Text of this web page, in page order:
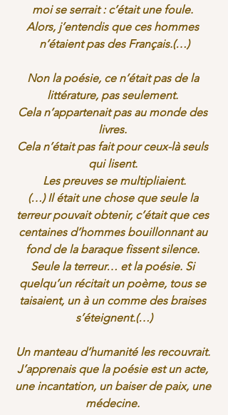
moi se serrait : c’était une foule.
Alors, j’entendis que ces hommes
n’étaient pas des Français.(…)
Non la poésie, ce n’était pas de la
littérature, pas seulement.
Cela n’appartenait pas au monde des
livres.
Cela n’était pas fait pour ceux-là seuls
qui lisent.
Les preuves se multipliaient.
(…) Il était une chose que seule la
terreur pouvait obtenir, c’était que ces
centaines d’hommes bouillonnant au
fond de la baraque fissent silence.
Seule la terreur… et la poésie. Si
quelqu’un récitait un poème, tous se
taisaient, un à un comme des braises
s’éteignent.(…)
Un manteau d’humanité les recouvrait.
J’apprenais que la poésie est un acte,
une incantation, un baiser de paix, une
médecine.